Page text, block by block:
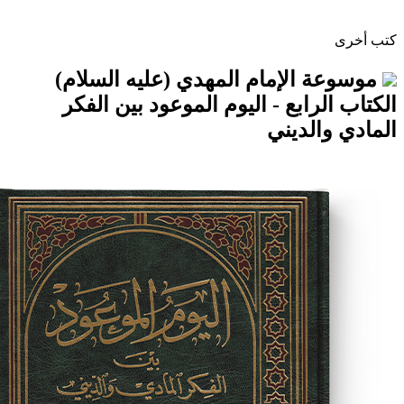
الإمام المهدي (عليه السلام)
- اليوم الموعود بين الفكر